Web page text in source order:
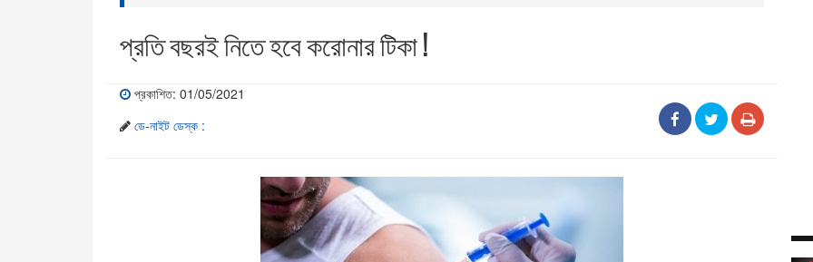
প্রতি বছরই নিতে হবে করোনার টিকা !
প্রকাশিত: 01/05/2021
ডে-নাইট ডেস্ক :